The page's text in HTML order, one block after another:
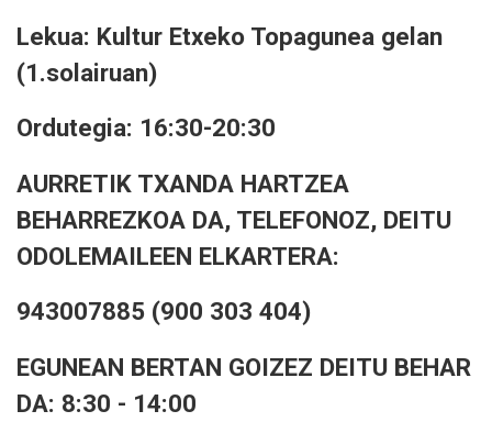
Lekua: Kultur Etxeko Topagunea gelan
(1.solairuan)
Ordutegia: 16:30-20:30
AURRETIK TXANDA HARTZEA
BEHARREZKOA DA, TELEFONOZ, DEITU
ODOLEMAILEEN ELKARTERA:
943007885 (900 303 404)
EGUNEAN BERTAN GOIZEZ DEITU BEHAR
DA: 8:30 - 14:00